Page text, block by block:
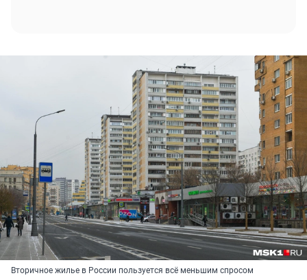
Вторичное жилье в России пользуется всё меньшим спросом